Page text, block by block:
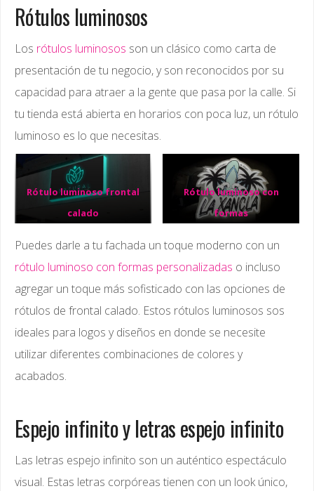
Rótulos luminosos
Los rótulos luminosos son un clásico como carta de
presentación de tu negocio, y son reconocidos por su
capacidad para atraer a la gente que pasa por la calle. Si
tu tienda está abierta en horarios con poca luz, un rótulo
luminoso es lo que necesitas.
Rótulo luminoso frontal
calado
Rótulo luminoso con
formas
Puedes darle a tu fachada un toque moderno con un
rótulo luminoso con formas personalizadas o incluso
agregar un toque más sofisticado con las opciones de
rótulos de frontal calado. Estos rótulos luminosos sos
ideales para logos y diseños en donde se necesite
utilizar diferentes combinaciones de colores y
acabados.
Espejo infinito y letras espejo infinito
Las letras espejo infinito son un auténtico espectáculo
visual. Estas letras corpóreas tienen con un look único,